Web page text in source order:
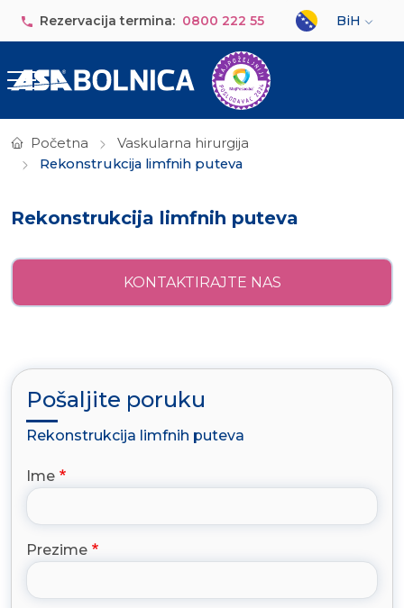
Rezervacija termina: 0800 222 55
Select your
BiH
Početna
Vaskularna hirurgija
Rekonstrukcija limfnih puteva
Rekonstrukcija limfnih puteva
KONTAKTIRAJTE NAS
Pošaljite poruku
Rekonstrukcija limfnih puteva
Ime
Prezime